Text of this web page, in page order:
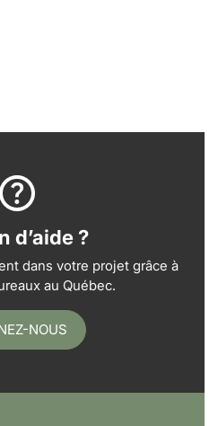
d’aide ?
dans votre projet grâce à
au Québec.
NOUS